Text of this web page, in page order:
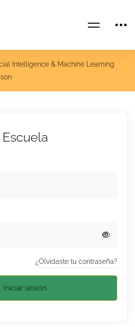
Intelligence & Machine Learning
Escuela
¿Olvidaste tu contraseña?
Iniciar sesión